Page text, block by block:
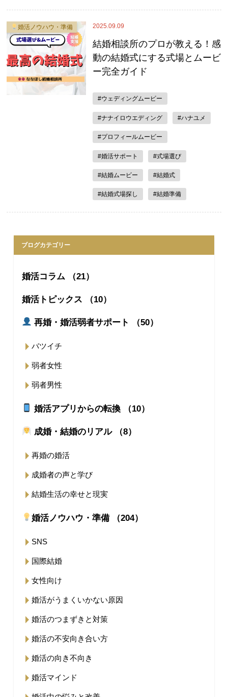
2025.09.09
婚活ノウハウ・準備
結婚相談所のプロが教える！感
動の結婚式にする式場とムービ
ー完全ガイド
#ウェディングムービー
#ナナイロウエディング #ハナユメ
#プロフィールムービー
#婚活サポート #式場選び
#結婚ムービー #結婚式
#結婚式場探し #結婚準備
ブログカテゴリー
婚活コラム （21）
婚活トピックス （10）
再婚・婚活弱者サポート （50）
バツイチ
弱者女性
弱者男性
婚活アプリからの転換 （10）
成婚・結婚のリアル （8）
再婚の婚活
成婚者の声と学び
結婚生活の幸せと現実
婚活ノウハウ・準備 （204）
SNS
国際結婚
女性向け
婚活がうまくいかない原因
婚活のつまずきと対策
婚活の不安向き合い方
婚活の向き不向き
婚活マインド